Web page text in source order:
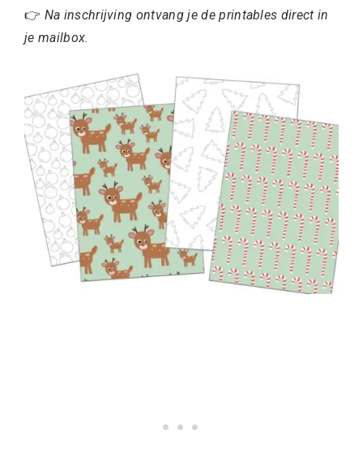
👉 Na inschrijving ontvang je de printables direct in
je mailbox.